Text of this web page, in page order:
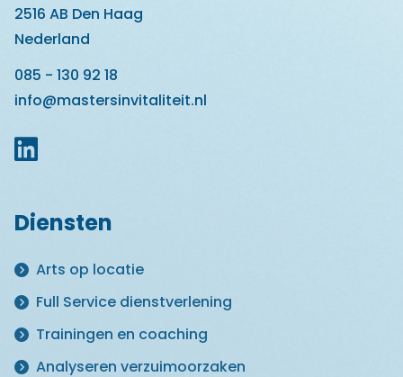
2516 AB Den Haag
Nederland
085 - 130 92 18
info@mastersinvitaliteit.nl
Diensten
Arts op locatie
Full Service dienstverlening
Trainingen en coaching
Analyseren verzuimoorzaken